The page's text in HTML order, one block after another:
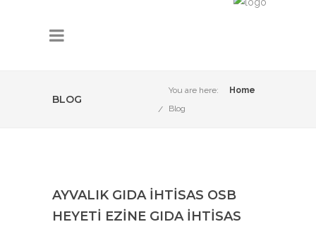
BLOG
You are here:
Home
Blog
AYVALIK GIDA İHTISAS OSB
HEYETI EZINE GIDA İHTISAS